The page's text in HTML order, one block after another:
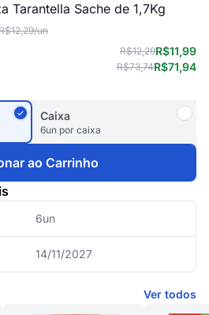
6un
14/11/2027
Tarantella Sache de 1,7Kg
/un
R$12,29R$11,99
R$73,74R$71,94
Caixa
6un por caixa
ao Carrinho
Ver todos